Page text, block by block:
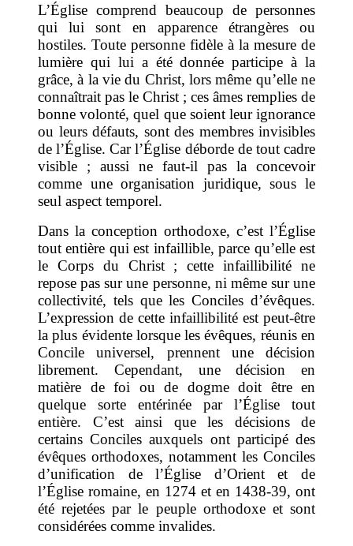
L’Église comprend beaucoup de personnes
qui lui sont en apparence étrangères ou
hostiles. Toute personne fidèle à la mesure de
lumière qui lui a été donnée participe à la
grâce, à la vie du Christ, lors même qu’elle ne
connaîtrait pas le Christ ; ces âmes remplies de
bonne volonté, quel que soient leur ignorance
ou leurs défauts, sont des membres invisibles
de l’Église. Car l’Église déborde de tout cadre
visible ; aussi ne faut-il pas la concevoir
comme une organisation juridique, sous le
seul aspect temporel.
Dans la conception orthodoxe, c’est l’Église
tout entière qui est infaillible, parce qu’elle est
le Corps du Christ ; cette infaillibilité ne
repose pas sur une personne, ni même sur une
collectivité, tels que les Conciles d’évêques.
L’expression de cette infaillibilité est peut-être
la plus évidente lorsque les évêques, réunis en
Concile universel, prennent une décision
librement. Cependant, une décision en
matière de foi ou de dogme doit être en
quelque sorte entérinée par l’Église tout
entière. C’est ainsi que les décisions de
certains Conciles auxquels ont participé des
évêques orthodoxes, notamment les Conciles
d’unification de l’Église d’Orient et de
l’Église romaine, en 1274 et en 1438-39, ont
été rejetées par le peuple orthodoxe et sont
considérées comme invalides.